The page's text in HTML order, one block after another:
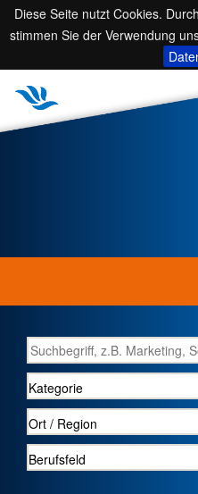
Diese Seite nutzt Cookies.
stimmen Sie der Verwendung